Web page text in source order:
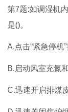
第7题:如调湿机
是()。
A.点击“紧急停机
B.启动风室充氮
C.迅速开启排煤